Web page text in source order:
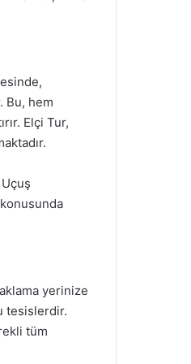
Bu, hem
Elçi Tur,
yerinize
tesislerdir.
tüm